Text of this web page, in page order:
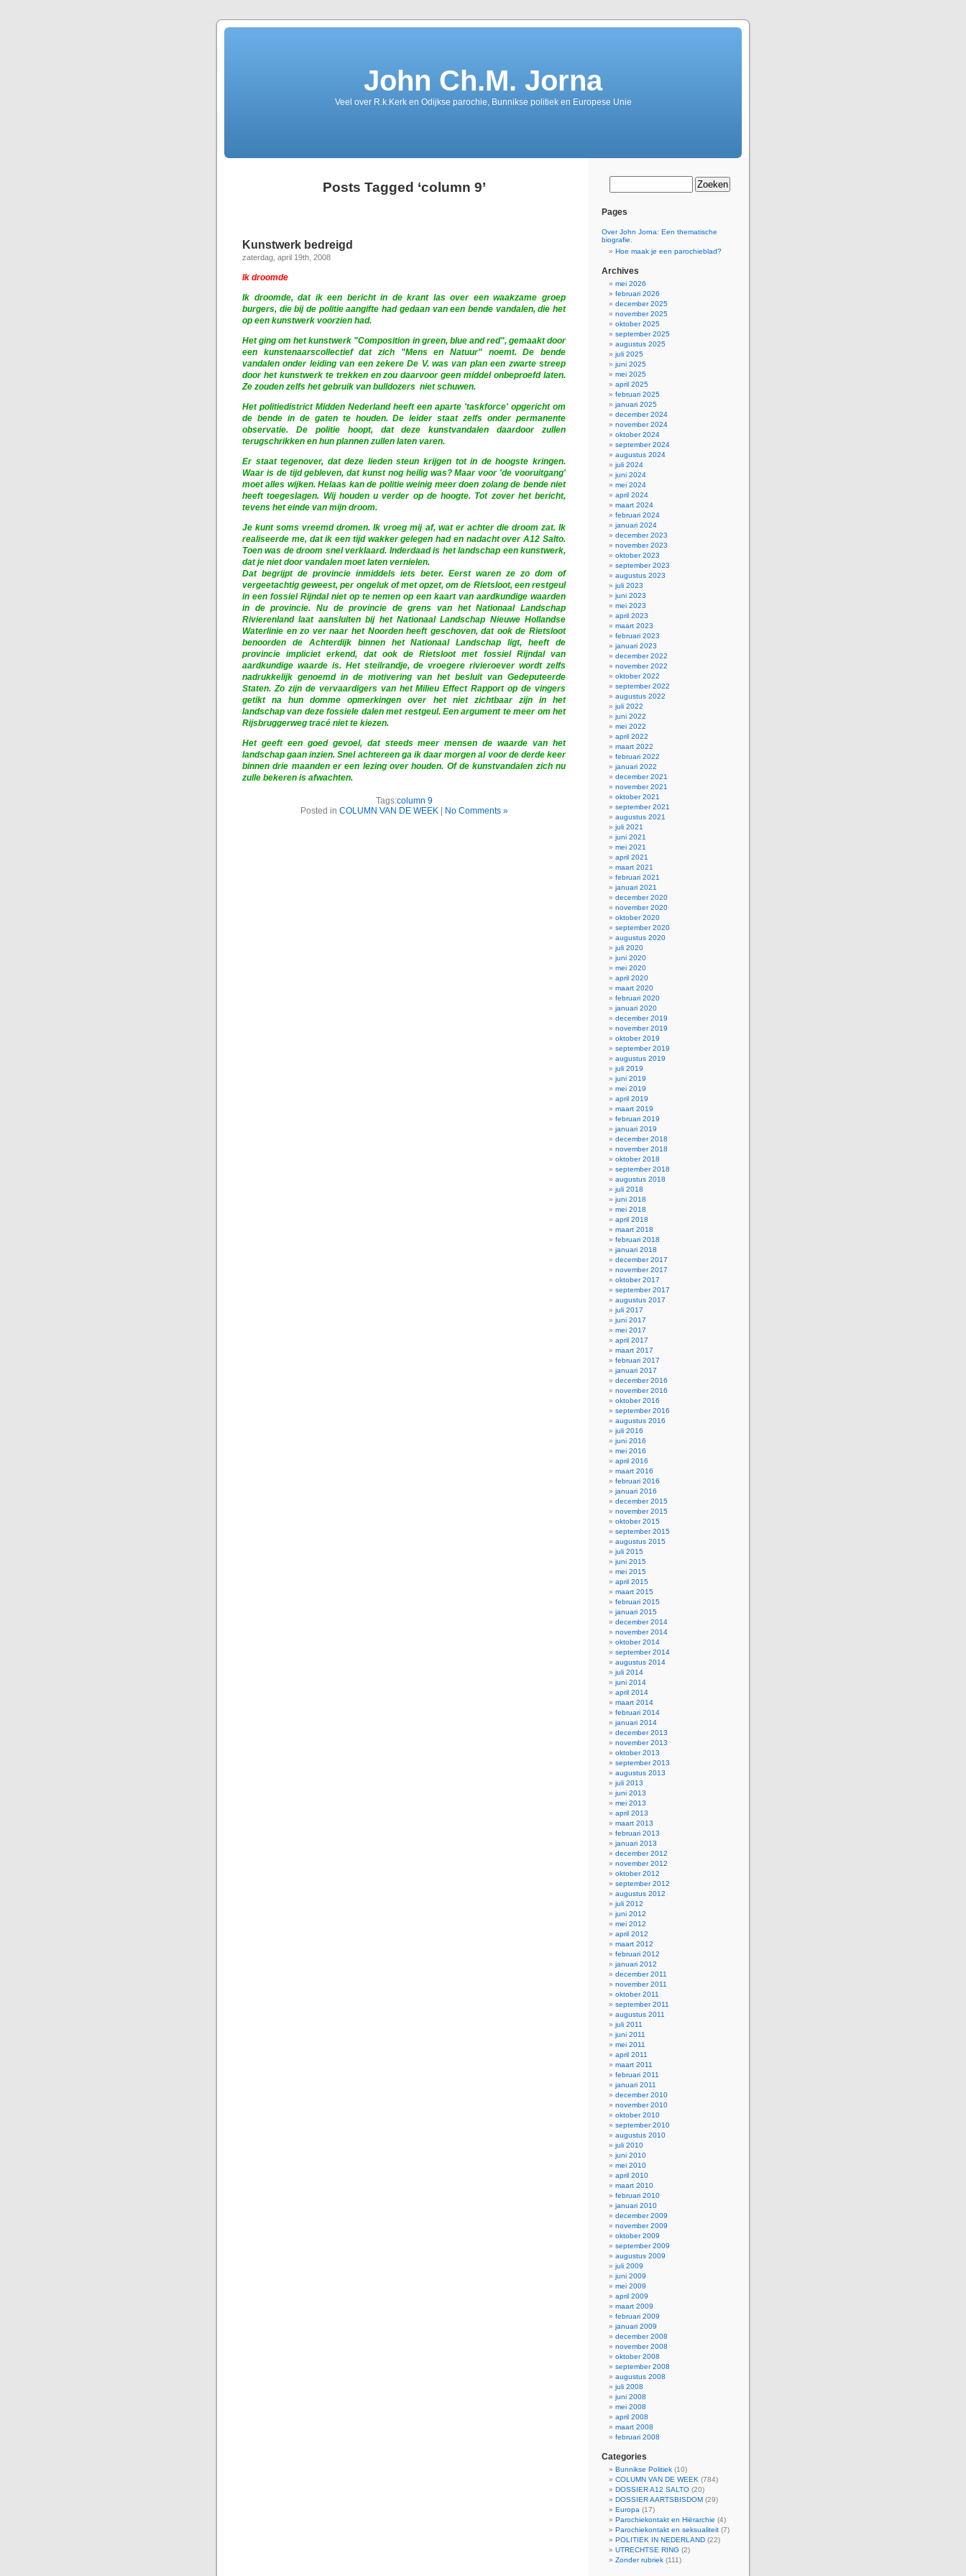
John Ch.M. Jorna
Veel over R.k.Kerk en Odijkse parochie, Bunnikse politiek en Europese Unie
Posts Tagged ‘column 9’
Kunstwerk bedreigd
zaterdag, april 19th, 2008
Ik droomde
Ik droomde, dat ik een bericht in de krant las over een waakzame groep
burgers, die bij de politie aangifte had gedaan van een bende vandalen, die het
op een kunstwerk voorzien had.
Het ging om het kunstwerk "Composition in green, blue and red", gemaakt door
een kunstenaarscollectief dat zich "Mens en Natuur" noemt. De bende
vandalen onder leiding van een zekere De V. was van plan een zwarte streep
door het kunstwerk te trekken en zou daarvoor geen middel onbeproefd laten.
Ze zouden zelfs het gebruik van bulldozers niet schuwen.
Het politiedistrict Midden Nederland heeft een aparte 'taskforce' opgericht om
de bende in de gaten te houden. De leider staat zelfs onder permanente
observatie. De politie hoopt, dat deze kunstvandalen daardoor zullen
terugschrikken en hun plannen zullen laten varen.
Er staat tegenover, dat deze lieden steun krijgen tot in de hoogste kringen.
Waar is de tijd gebleven, dat kunst nog heilig was? Maar voor 'de vooruitgang'
moet alles wijken. Helaas kan de politie weinig meer doen zolang de bende niet
heeft toegeslagen. Wij houden u verder op de hoogte. Tot zover het bericht,
tevens het einde van mijn droom.
Je kunt soms vreemd dromen. Ik vroeg mij af, wat er achter die droom zat. Ik
realiseerde me, dat ik een tijd wakker gelegen had en nadacht over A12 Salto.
Toen was de droom snel verklaard. Inderdaad is het landschap een kunstwerk,
dat je niet door vandalen moet laten vernielen.
Dat begrijpt de provincie inmiddels iets beter. Eerst waren ze zo dom of
vergeetachtig geweest, per ongeluk of met opzet, om de Rietsloot, een restgeul
in een fossiel Rijndal niet op te nemen op een kaart van aardkundige waarden
in de provincie. Nu de provincie de grens van het Nationaal Landschap
Rivierenland laat aansluiten bij het Nationaal Landschap Nieuwe Hollandse
Waterlinie en zo ver naar het Noorden heeft geschoven, dat ook de Rietsloot
benoorden de Achterdijk binnen het Nationaal Landschap ligt, heeft de
provincie impliciet erkend, dat ook de Rietsloot met fossiel Rijndal van
aardkundige waarde is. Het steilrandje, de vroegere rivieroever wordt zelfs
nadrukkelijk genoemd in de motivering van het besluit van Gedeputeerde
Staten. Zo zijn de vervaardigers van het Milieu Effect Rapport op de vingers
getikt na hun domme opmerkingen over het niet zichtbaar zijn in het
landschap van deze fossiele dalen met restgeul. Een argument te meer om het
Rijsbruggerweg tracé niet te kiezen.
Het geeft een goed gevoel, dat steeds meer mensen de waarde van het
landschap gaan inzien. Snel achtereen ga ik daar morgen al voor de derde keer
binnen drie maanden er een lezing over houden. Of de kunstvandalen zich nu
zulle bekeren is afwachten.
Tags:column 9
Posted in COLUMN VAN DE WEEK| No Comments »
Pages
Over John Jorna: Een thematische
biografie.
Hoe maak je een parochieblad?
Archives
mei 2026
februari 2026
december 2025
november 2025
oktober 2025
september 2025
augustus 2025
juli 2025
juni 2025
mei 2025
april 2025
februari 2025
januari 2025
december 2024
november 2024
oktober 2024
september 2024
augustus 2024
juli 2024
juni 2024
mei 2024
april 2024
maart 2024
februari 2024
januari 2024
december 2023
november 2023
oktober 2023
september 2023
augustus 2023
juli 2023
juni 2023
mei 2023
april 2023
maart 2023
februari 2023
januari 2023
december 2022
november 2022
oktober 2022
september 2022
augustus 2022
juli 2022
juni 2022
mei 2022
april 2022
maart 2022
februari 2022
januari 2022
december 2021
november 2021
oktober 2021
september 2021
augustus 2021
juli 2021
juni 2021
mei 2021
april 2021
maart 2021
februari 2021
januari 2021
december 2020
november 2020
oktober 2020
september 2020
augustus 2020
juli 2020
juni 2020
mei 2020
april 2020
maart 2020
februari 2020
januari 2020
december 2019
november 2019
oktober 2019
september 2019
augustus 2019
juli 2019
juni 2019
mei 2019
april 2019
maart 2019
februari 2019
januari 2019
december 2018
november 2018
oktober 2018
september 2018
augustus 2018
juli 2018
juni 2018
mei 2018
april 2018
maart 2018
februari 2018
januari 2018
december 2017
november 2017
oktober 2017
september 2017
augustus 2017
juli 2017
juni 2017
mei 2017
april 2017
maart 2017
februari 2017
januari 2017
december 2016
november 2016
oktober 2016
september 2016
augustus 2016
juli 2016
juni 2016
mei 2016
april 2016
maart 2016
februari 2016
januari 2016
december 2015
november 2015
oktober 2015
september 2015
augustus 2015
juli 2015
juni 2015
mei 2015
april 2015
maart 2015
februari 2015
januari 2015
december 2014
november 2014
oktober 2014
september 2014
augustus 2014
juli 2014
juni 2014
april 2014
maart 2014
februari 2014
januari 2014
december 2013
november 2013
oktober 2013
september 2013
augustus 2013
juli 2013
juni 2013
mei 2013
april 2013
maart 2013
februari 2013
januari 2013
december 2012
november 2012
oktober 2012
september 2012
augustus 2012
juli 2012
juni 2012
mei 2012
april 2012
maart 2012
februari 2012
januari 2012
december 2011
november 2011
oktober 2011
september 2011
augustus 2011
juli 2011
juni 2011
mei 2011
april 2011
maart 2011
februari 2011
januari 2011
december 2010
november 2010
oktober 2010
september 2010
augustus 2010
juli 2010
juni 2010
mei 2010
april 2010
maart 2010
februari 2010
januari 2010
december 2009
november 2009
oktober 2009
september 2009
augustus 2009
juli 2009
juni 2009
mei 2009
april 2009
maart 2009
februari 2009
januari 2009
december 2008
november 2008
oktober 2008
september 2008
augustus 2008
juli 2008
juni 2008
mei 2008
april 2008
maart 2008
februari 2008
Categories
Bunnikse Politiek (10)
COLUMN VAN DE WEEK (784)
DOSSIER A12 SALTO (20)
DOSSIER AARTSBISDOM (29)
Europa (17)
Parochiekontakt en Hiërarchie (4)
Parochiekontakt en seksualiteit (7)
POLITIEK IN NEDERLAND (22)
UTRECHTSE RING (2)
Zonder rubriek (111)